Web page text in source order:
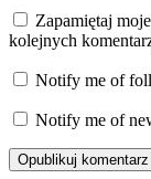
Zapamiętaj
kolejnych
Notify me of
Notify me of